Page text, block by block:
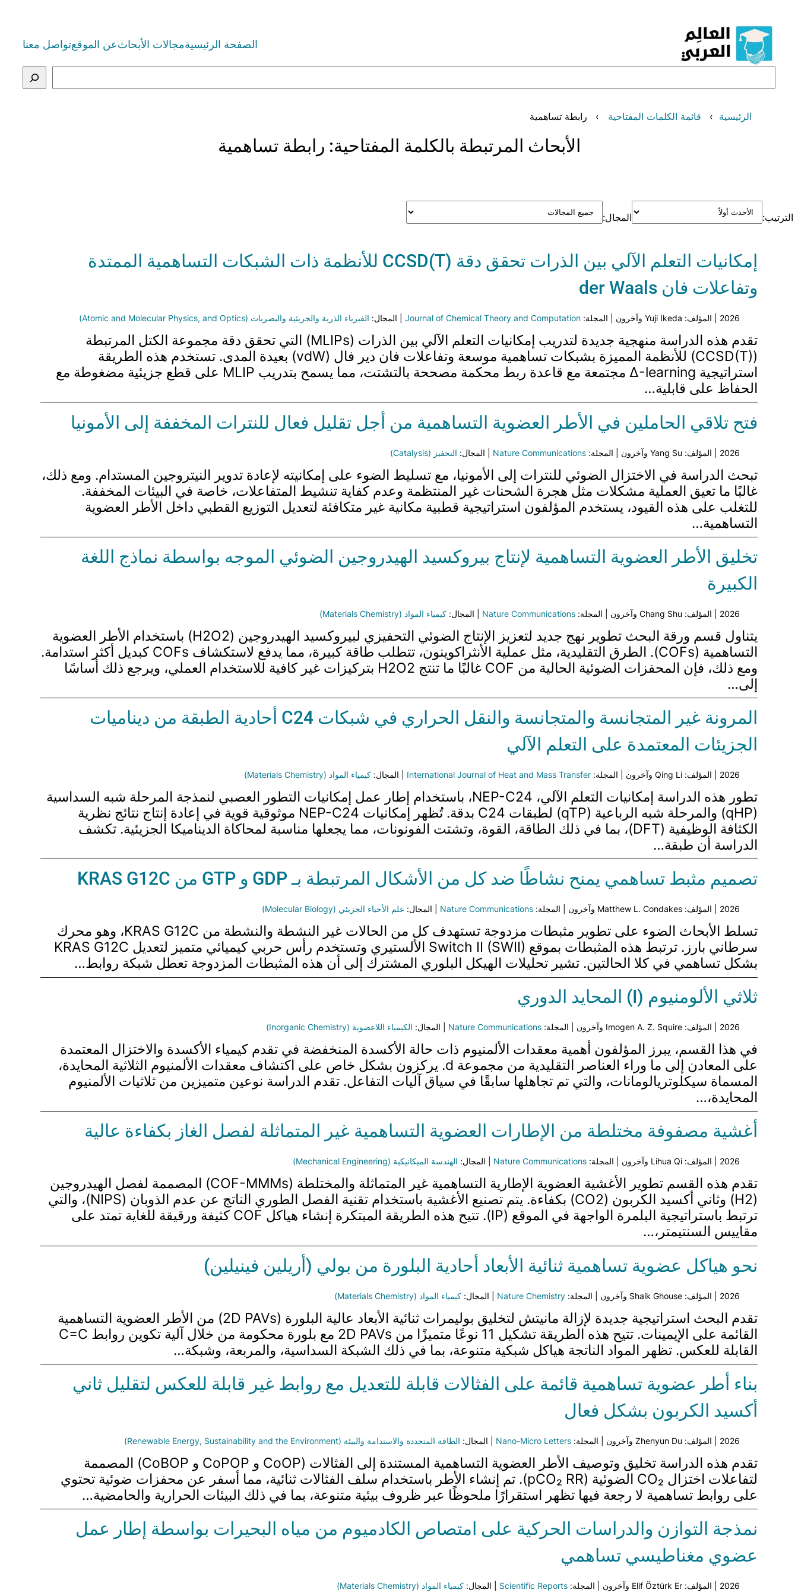
المحتوى
الصفحة الرئيسيةمجالات الأبحاثعن الموقعتواصل معنا
الرئيسية قائمة الكلمات المفتاحية رابطة تساهمية
الأبحاث المرتبطة بالكلمة المفتاحية: رابطة تساهمية
الترتيب: المجال:
إمكانيات التعلم الآلي بين الذرات تحقق دقة CCSD(T) للأنظمة ذات الشبكات التساهمية الممتدة
وتفاعلات فان der Waals
2026 | المؤلف: Yuji Ikeda وآخرون | المجلة: Journal of Chemical Theory and Computation | المجال: الفيزياء الذرية والجزيئية والبصريات (Atomic and Molecular Physics, and Optics)
تقدم هذه الدراسة منهجية جديدة لتدريب إمكانيات التعلم الآلي بين الذرات (MLIPs) التي تحقق دقة مجموعة الكتل المرتبطة
(CCSD(T)) للأنظمة المميزة بشبكات تساهمية موسعة وتفاعلات فان دير فال (vdW) بعيدة المدى. تستخدم هذه الطريقة
استراتيجية Δ-learning مجتمعة مع قاعدة ربط محكمة مصححة بالتشتت، مما يسمح بتدريب MLIP على قطع جزيئية مضغوطة مع
الحفاظ على قابلية…
فتح تلاقي الحاملين في الأطر العضوية التساهمية من أجل تقليل فعال للنترات المخففة إلى الأمونيا
2026 | المؤلف: Yang Su وآخرون | المجلة: Nature Communications | المجال: التحفيز (Catalysis)
تبحث الدراسة في الاختزال الضوئي للنترات إلى الأمونيا، مع تسليط الضوء على إمكانيته لإعادة تدوير النيتروجين المستدام. ومع ذلك،
غالبًا ما تعيق العملية مشكلات مثل هجرة الشحنات غير المنتظمة وعدم كفاية تنشيط المتفاعلات، خاصة في البيئات المخففة.
للتغلب على هذه القيود، يستخدم المؤلفون استراتيجية قطبية مكانية غير متكافئة لتعديل التوزيع القطبي داخل الأطر العضوية
التساهمية…
تخليق الأطر العضوية التساهمية لإنتاج بيروكسيد الهيدروجين الضوئي الموجه بواسطة نماذج اللغة
الكبيرة
2026 | المؤلف: Chang Shu وآخرون | المجلة: Nature Communications | المجال: كيمياء المواد (Materials Chemistry)
يتناول قسم ورقة البحث تطوير نهج جديد لتعزيز الإنتاج الضوئي التحفيزي لبيروكسيد الهيدروجين (H2O2) باستخدام الأطر العضوية
التساهمية (COFs). الطرق التقليدية، مثل عملية الأنثراكوينون، تتطلب طاقة كبيرة، مما يدفع لاستكشاف COFs كبديل أكثر استدامة.
ومع ذلك، فإن المحفزات الضوئية الحالية من COF غالبًا ما تنتج H2O2 بتركيزات غير كافية للاستخدام العملي، ويرجع ذلك أساسًا
إلى…
المرونة غير المتجانسة والمتجانسة والنقل الحراري في شبكات C24 أحادية الطبقة من ديناميات
الجزيئات المعتمدة على التعلم الآلي
2026 | المؤلف: Qing Li وآخرون | المجلة: International Journal of Heat and Mass Transfer | المجال: كيمياء المواد (Materials Chemistry)
تطور هذه الدراسة إمكانيات التعلم الآلي، NEP-C24، باستخدام إطار عمل إمكانيات التطور العصبي لنمذجة المرحلة شبه السداسية
(qHP) والمرحلة شبه الرباعية (qTP) لطبقات C24 بدقة. تُظهر إمكانيات NEP-C24 موثوقية قوية في إعادة إنتاج نتائج نظرية
الكثافة الوظيفية (DFT)، بما في ذلك الطاقة، القوة، وتشتت الفونونات، مما يجعلها مناسبة لمحاكاة الديناميكا الجزيئية. تكشف
الدراسة أن طبقة…
تصميم مثبط تساهمي يمنح نشاطًا ضد كل من الأشكال المرتبطة بـ GDP و GTP من KRAS G12C
2026 | المؤلف: Matthew L. Condakes وآخرون | المجلة: Nature Communications | المجال: علم الأحياء الجزيئي (Molecular Biology)
تسلط الأبحاث الضوء على تطوير مثبطات مزدوجة تستهدف كل من الحالات غير النشطة والنشطة من KRAS G12C، وهو محرك
سرطاني بارز. ترتبط هذه المثبطات بموقع Switch II (SWII) الألستيري وتستخدم رأس حربي كيميائي متميز لتعديل KRAS G12C
بشكل تساهمي في كلا الحالتين. تشير تحليلات الهيكل البلوري المشترك إلى أن هذه المثبطات المزدوجة تعطل شبكة روابط…
ثلاثي الألومنيوم (I) المحايد الدوري
2026 | المؤلف: Imogen A. Z. Squire وآخرون | المجلة: Nature Communications | المجال: الكيمياء اللاعضوية (Inorganic Chemistry)
في هذا القسم، يبرز المؤلفون أهمية معقدات الألمنيوم ذات حالة الأكسدة المنخفضة في تقدم كيمياء الأكسدة والاختزال المعتمدة
على المعادن إلى ما وراء العناصر التقليدية من مجموعة d. يركزون بشكل خاص على اكتشاف معقدات الألمنيوم الثلاثية المحايدة،
المسماة سيكلوتريالومانات، والتي تم تجاهلها سابقًا في سياق آليات التفاعل. تقدم الدراسة نوعين متميزين من ثلاثيات الألمنيوم
المحايدة،…
أغشية مصفوفة مختلطة من الإطارات العضوية التساهمية غير المتماثلة لفصل الغاز بكفاءة عالية
2026 | المؤلف: Lihua Qi وآخرون | المجلة: Nature Communications | المجال: الهندسة الميكانيكية (Mechanical Engineering)
تقدم هذه القسم تطوير الأغشية العضوية الإطارية التساهمية غير المتماثلة والمختلطة (COF-MMMs) المصممة لفصل الهيدروجين
(H2) وثاني أكسيد الكربون (CO2) بكفاءة. يتم تصنيع الأغشية باستخدام تقنية الفصل الطوري الناتج عن عدم الذوبان (NIPS)، والتي
ترتبط باستراتيجية البلمرة الواجهة في الموقع (IP). تتيح هذه الطريقة المبتكرة إنشاء هياكل COF كثيفة ورقيقة للغاية تمتد على
مقاييس السنتيمتر،…
نحو هياكل عضوية تساهمية ثنائية الأبعاد أحادية البلورة من بولي (أريلين فينيلين)
2026 | المؤلف: Shaik Ghouse وآخرون | المجلة: Nature Chemistry | المجال: كيمياء المواد (Materials Chemistry)
تقدم البحث استراتيجية جديدة لإزالة مانيتش لتخليق بوليمرات ثنائية الأبعاد عالية البلورة (2D PAVs) من الأطر العضوية التساهمية
القائمة على الإيمينات. تتيح هذه الطريقة تشكيل 11 نوعًا متميزًا من 2D PAVs مع بلورة محكومة من خلال آلية تكوين روابط C=C
القابلة للعكس. تظهر المواد الناتجة هياكل شبكية متنوعة، بما في ذلك الشبكة السداسية، والمربعة، وشبكة…
بناء أطر عضوية تساهمية قائمة على الفثالات قابلة للتعديل مع روابط غير قابلة للعكس لتقليل ثاني
أكسيد الكربون بشكل فعال
2026 | المؤلف: Zhenyun Du وآخرون | المجلة: Nano-Micro Letters | المجال: الطاقة المتجددة والاستدامة والبيئة (Renewable Energy, Sustainability and the Environment)
تقدم هذه الدراسة تخليق وتوصيف الأطر العضوية التساهمية المستندة إلى الفثالات (CoOP و CoPOP و CoBOP) المصممة
لتفاعلات اختزال CO₂ الضوئية (pCO₂ RR). تم إنشاء الأطر باستخدام سلف الفثالات ثنائية، مما أسفر عن محفزات ضوئية تحتوي
على روابط تساهمية لا رجعة فيها تظهر استقرارًا ملحوظًا عبر ظروف بيئية متنوعة، بما في ذلك البيئات الحرارية والحامضية…
نمذجة التوازن والدراسات الحركية على امتصاص الكادميوم من مياه البحيرات بواسطة إطار عمل
عضوي مغناطيسي تساهمي
2026 | المؤلف: Elif Öztürk Er وآخرون | المجلة: Scientific Reports | المجال: كيمياء المواد (Materials Chemistry)